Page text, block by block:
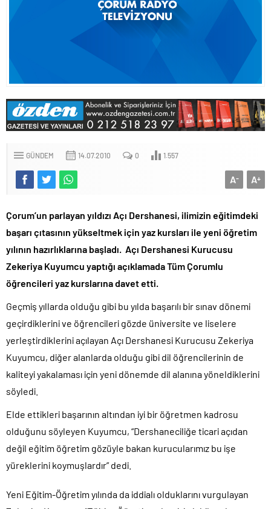
GÜNDEM 14.07.2010 0 1.557
A+
A-
Çorum’un parlayan yıldızı Açı Dershanesi, ilimizin eğitimdeki
başarı çıtasının yükseltmek için yaz kursları ile yeni öğretim
yılının hazırlıklarına başladı. Açı Dershanesi Kurucusu
Zekeriya Kuyumcu yaptığı açıklamada Tüm Çorumlu
öğrencileri yaz kurslarına davet etti.
Geçmiş yıllarda olduğu gibi bu yılda başarılı bir sınav dönemi
geçirdiklerini ve öğrencileri gözde üniversite ve liselere
yerleştirdiklerini açılayan Açı Dershanesi Kurucusu Zekeriya
Kuyumcu, diğer alanlarda olduğu gibi dil öğrencilerinin de
kaliteyi yakalaması için yeni dönemde dil alanına yöneldiklerini
söyledi.
Elde ettikleri başarının altından iyi bir öğretmen kadrosu
olduğunu söyleyen Kuyumcu, “Dershaneciliğe ticari açıdan
değil eğitim öğretim gözüyle bakan kurucularımız bu işe
yüreklerini koymuşlardır” dedi.
Yeni Eğitim-Öğretim yılında da iddialı olduklarını vurgulayan